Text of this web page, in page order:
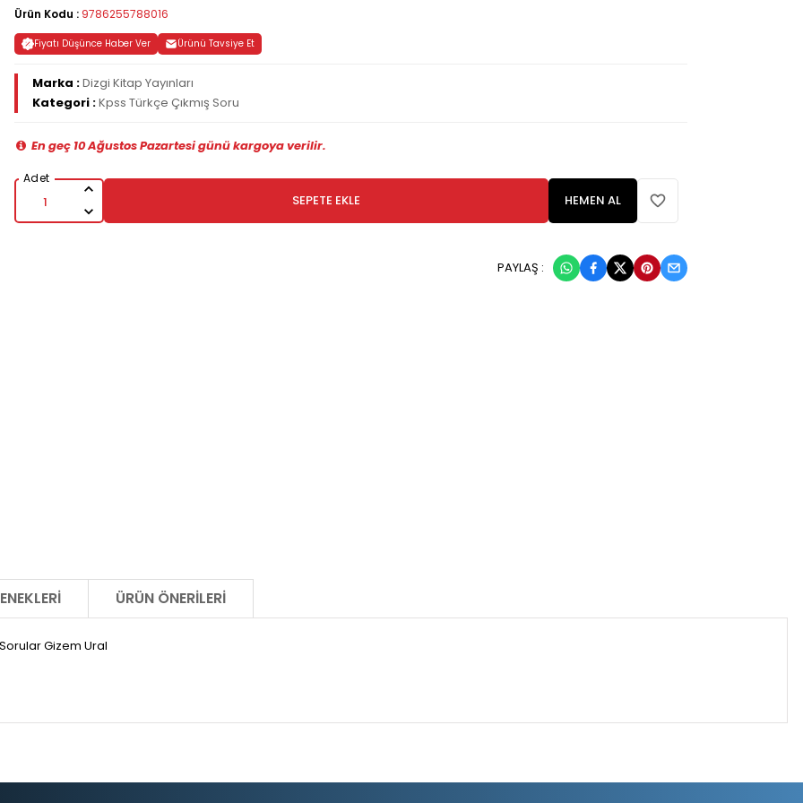
Ürün Kodu : 9786255788016
Fiyatı Düşünce Haber Ver Ürünü Tavsiye Et
Marka :Dizgi Kitap Yayınları
Kategori :Kpss Türkçe Çıkmış Soru
En geç 10 Ağustos Pazartesi günü kargoya verilir.
SEPETE EKLE HEMEN AL
PAYLAŞ :
ÜRÜN ÖNERILERI
Gizem Ural